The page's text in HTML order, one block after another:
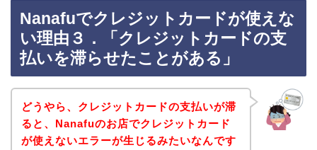
Nanafuでクレジットカードが使えな
い理由３．「クレジットカードの支
払いを滞らせたことがある」
どうやら、クレジットカードの支払いが滞
ると、Nanafuのお店でクレジットカード
が使えないエラーが生じるみたいなんです